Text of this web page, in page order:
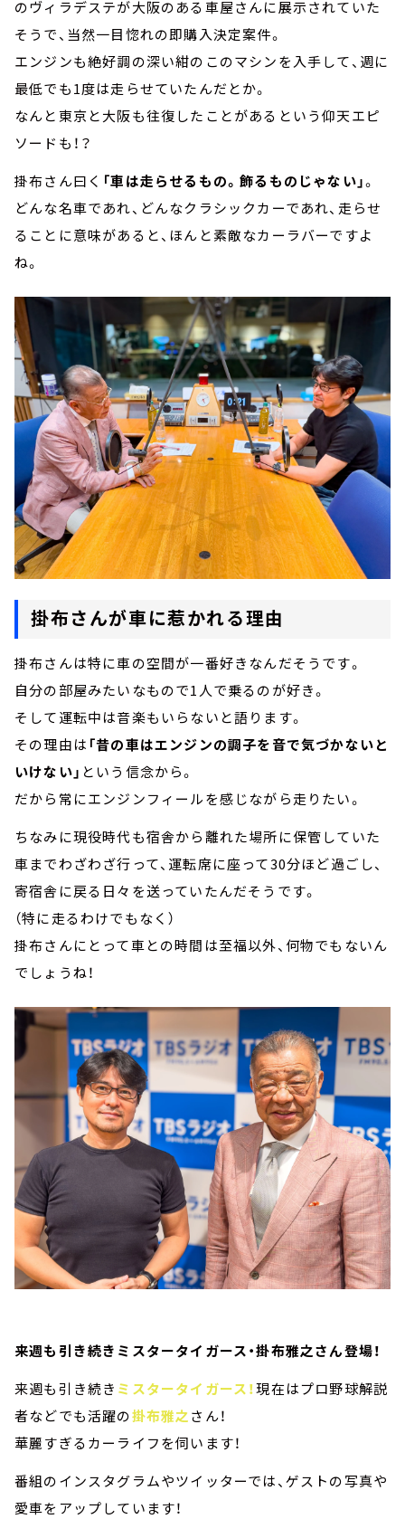
のヴィラデステが大阪のある車屋さんに展示されていた
そうで、当然一目惚れの即購入決定案件。
エンジンも絶好調の深い紺のこのマシンを入手して、週に
最低でも1度は走らせていたんだとか。
なんと東京と大阪も往復したことがあるという仰天エピ
ソードも！？
掛布さん曰く 「車は走らせるもの。飾るものじゃない」。
どんな名車であれ、どんなクラシックカーであれ、走らせ
ることに意味があると、ほんと素敵なカーラバーですよ
ね。
掛布さんが車に惹かれる理由
掛布さんは特に車の空間が一番好きなんだそうです。
自分の部屋みたいなもので1人で乗るのが好き。
そして運転中は音楽もいらないと語ります。
その理由は 「昔の車はエンジンの調子を音で気づかないと
いけない」 という信念から。
だから常にエンジンフィールを感じながら走りたい。
ちなみに現役時代も宿舎から離れた場所に保管していた
車までわざわざ行って、運転席に座って30分ほど過ごし、
寄宿舎に戻る日々を送っていたんだそうです。
（特に走るわけでもなく）
掛布さんにとって車との時間は至福以外、何物でもないん
でしょうね！
来週も引き続きミスタータイガース・掛布雅之さん登場！
来週も引き続き ミスタータイガース！現在はプロ野球解説
者などでも活躍の掛布雅之さん！
華麗すぎるカーライフを伺います！
番組のインスタグラムやツイッターでは、ゲストの写真や
愛車をアップしています！